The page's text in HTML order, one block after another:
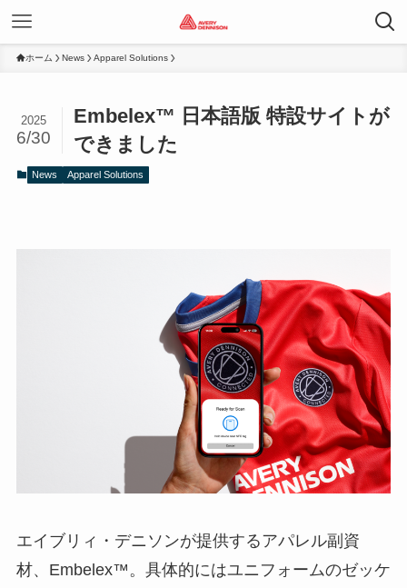
ホーム News Apparel Solutions
Embelex™ 日本語版 特設サイトが
できました
2025
6/30
News Apparel Solutions
エイブリィ・デニソンが提供するアパレル副資
材、Embelex™。具体的にはユニフォームのゼッケ